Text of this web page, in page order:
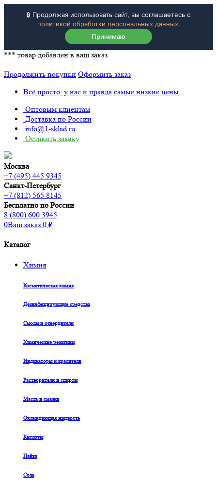
🔒 Продолжая использовать сайт, вы соглашаетесь с
политикой обработки персональных данных.
Принимаю
*** товар добавлен в ваш заказ
Продолжить покупки Оформить заказ
Всё просто: у нас и правда самые низкие цены.
Оптовым клиентам
Доставка по России
info@1-sklad.ru
Оставить заявку
Москва
+7 (495) 445 9345
Санкт-Петербург
+7 (812) 565 8145
Бесплатно по России
8 (800) 600 3945
0Ваш заказ:0 ₽
Каталог
Химия
Косметическая химия
Дезинфицирующие средства
Смолы и отвердители
Химические реактивы
Индикаторы и красители
Растворители и спирты
Масла и смазки
Охлаждающая жидкость
Кислоты
Пайка
Соль